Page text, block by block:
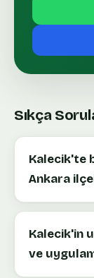
Sıkça
Kalecik'te
Ankara
Kalecik'in
ve